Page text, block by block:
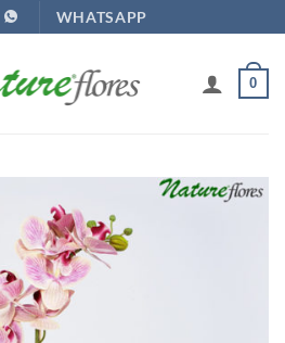
WHATSAPP
0